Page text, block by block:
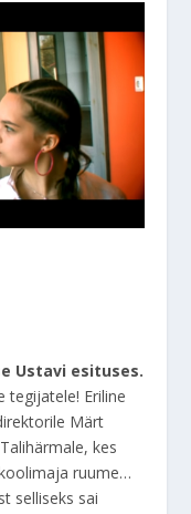
Ustavi esituses.
tegijatele! Eriline
Märt
kes
ruume…
selliseks sai